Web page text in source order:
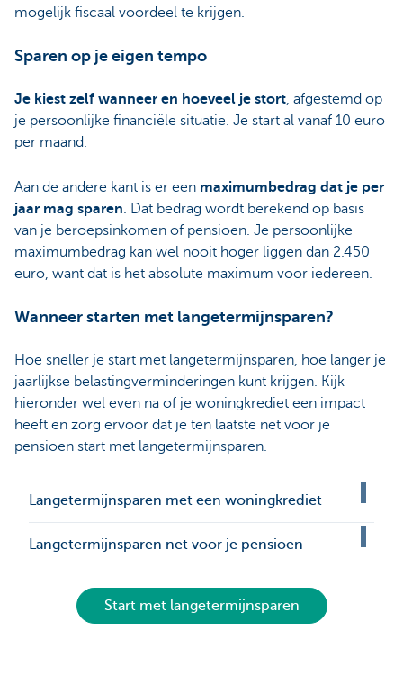
mogelijk fiscaal voordeel te krijgen.
Sparen op je eigen tempo
Je kiest zelf wanneer en hoeveel je stort, afgestemd op
je persoonlijke financiële situatie. Je start al vanaf 10 euro
per maand.
Aan de andere kant is er een maximumbedrag dat je per
jaar mag sparen. Dat bedrag wordt berekend op basis
van je beroepsinkomen of pensioen. Je persoonlijke
maximumbedrag kan wel nooit hoger liggen dan 2.450
euro, want dat is het absolute maximum voor iedereen.
Wanneer starten met langetermijnsparen?
Hoe sneller je start met langetermijnsparen, hoe langer je
jaarlijkse belastingverminderingen kunt krijgen. Kijk
hieronder wel even na of je woningkrediet een impact
heeft en zorg ervoor dat je ten laatste net voor je
pensioen start met langetermijnsparen.
Langetermijnsparen met een woningkrediet
Langetermijnsparen net voor je pensioen
Start met langetermijnsparen